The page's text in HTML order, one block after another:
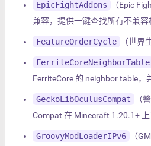
EpicFightAddons
（Epic
兼容，提供一键查找所有不兼容
FeatureOrderCycle （世界
FerriteCoreNeighborTable
FerriteCore 的 neighbor table，
GeckoLibOculusCompat
（
Compat 在 Minecraft 1.20.1+ 上
GroovyModLoaderIPv6
（